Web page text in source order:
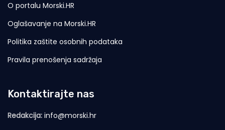
O portalu Morski.HR
Oglašavanje na Morski.HR
Politika zaštite osobnih podataka
Pravila prenošenja sadržaja
Kontaktirajte nas
Redakcija: info@morski.hr